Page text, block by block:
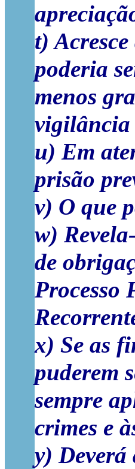
t)
poderia
menos
vigilância
u) Em
prisão
v) O que
w)
de
Processo
x) Se as
puderem
sempre
crimes e
y)